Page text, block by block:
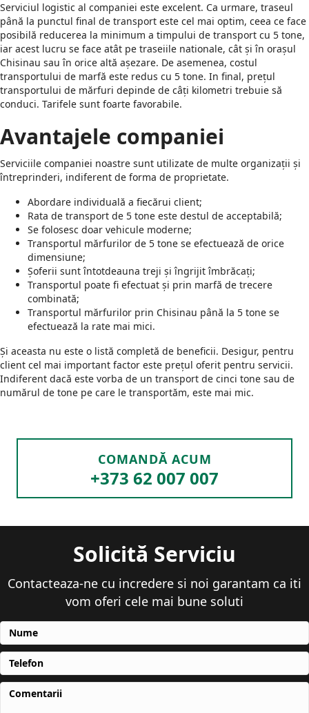
Serviciul logistic al companiei este excelent. Ca urmare, traseul
până la punctul final de transport este cel mai optim, ceea ce face
posibilă reducerea la minimum a timpului de transport cu 5 tone,
iar acest lucru se face atât pe traseiile nationale, cât și în orașul
Chisinau sau în orice altă așezare. De asemenea, costul
transportului de marfă este redus cu 5 tone. In final, prețul
transportului de mărfuri depinde de câți kilometri trebuie să
conduci. Tarifele sunt foarte favorabile.
Avantajele companiei
Serviciile companiei noastre sunt utilizate de multe organizații și
întreprinderi, indiferent de forma de proprietate.
Abordare individuală a fiecărui client;
Rata de transport de 5 tone este destul de acceptabilă;
Se folosesc doar vehicule moderne;
Transportul mărfurilor de 5 tone se efectuează de orice
dimensiune;
Șoferii sunt întotdeauna treji și îngrijit îmbrăcați;
Transportul poate fi efectuat și prin marfă de trecere
combinată;
Transportul mărfurilor prin Chisinau până la 5 tone se
efectuează la rate mai mici.
Și aceasta nu este o listă completă de beneficii. Desigur, pentru
client cel mai important factor este prețul oferit pentru servicii.
Indiferent dacă este vorba de un transport de cinci tone sau de
numărul de tone pe care le transportăm, este mai mic.
COMANDĂ ACUM
+373 62 007 007
Solicită Serviciu
Contacteaza-ne cu incredere si noi garantam ca iti
vom oferi cele mai bune soluti